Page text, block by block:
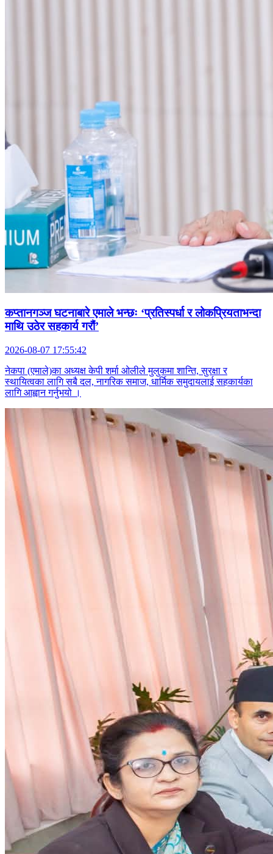
कप्तानगञ्ज घटनाबारे एमाले भन्छः ‘प्रतिस्पर्धा र लोकप्रियताभन्दा
माथि उठेर सहकार्य गरौं’
2026-08-07 17:55:42
नेकपा (एमाले)का अध्यक्ष केपी शर्मा ओलीले मुलुकमा शान्ति, सुरक्षा र
स्थायित्वका लागि सबै दल, नागरिक समाज, धार्मिक समुदायलाई सहकार्यका
लागि आह्वान गर्नुभयो ।